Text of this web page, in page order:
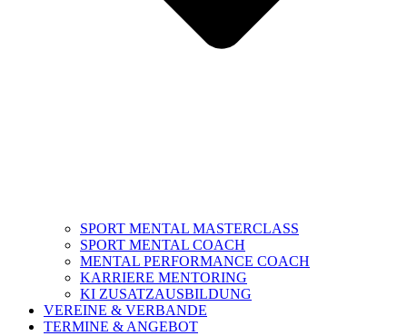
SPORT MENTAL MASTERCLASS
SPORT MENTAL COACH
MENTAL PERFORMANCE COACH
KARRIERE MENTORING
KI ZUSATZAUSBILDUNG
VEREINE & VERBANDE
TERMINE & ANGEBOT